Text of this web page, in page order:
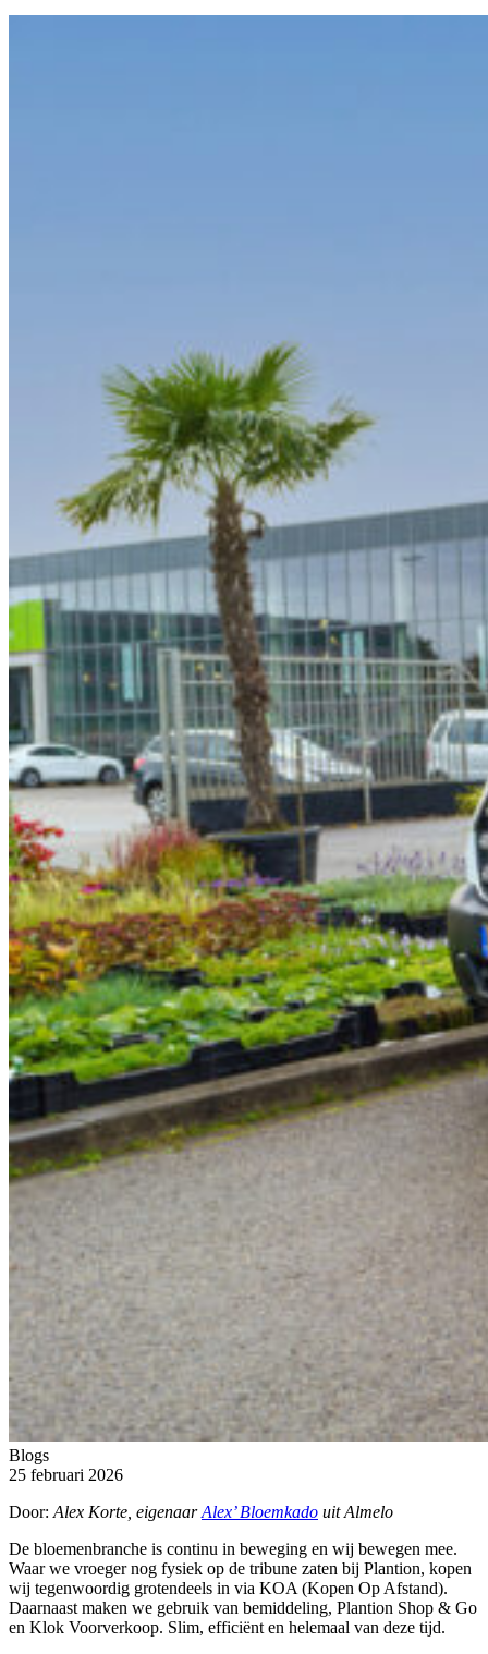
Blogs
25 februari 2026
Door: Alex Korte, eigenaarAlex’ Bloemkado uit Almelo
De bloemenbranche is continu in beweging en wij bewegen mee.
Waar we vroeger nog fysiek op de tribune zaten bij Plantion, kopen
wij tegenwoordig grotendeels in via KOA (Kopen Op Afstand).
Daarnaast maken we gebruik van bemiddeling, Plantion Shop & Go
en Klok Voorverkoop. Slim, efficiënt en helemaal van deze tijd.